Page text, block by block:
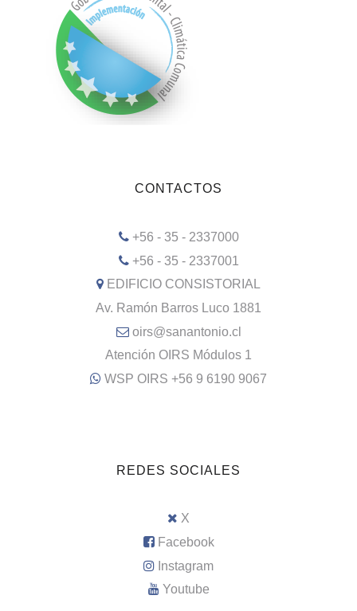
CONTACTOS
+56 - 35 - 2337000
+56 - 35 - 2337001
EDIFICIO CONSISTORIAL
Av. Ramón Barros Luco 1881
oirs@sanantonio.cl
Atención OIRS Módulos 1
WSP OIRS +56 9 6190 9067
REDES SOCIALES
X
Facebook
Instagram
Youtube